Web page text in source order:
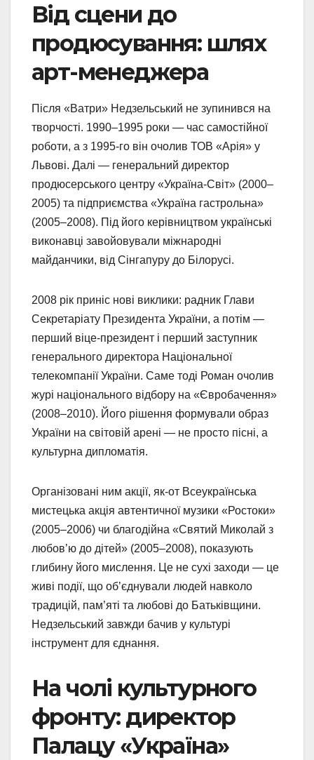
Від сцени до
продюсування: шлях
арт-менеджера
Після «Ватри» Недзельський не зупинився на
творчості. 1990–1995 роки — час самостійної
роботи, а з 1995-го він очолив ТОВ «Арія» у
Львові. Далі — генеральний директор
продюсерського центру «Україна-Світ» (2000–
2005) та підприємства «Україна гастрольна»
(2005–2008). Під його керівництвом українські
виконавці завойовували міжнародні
майданчики, від Сінгапуру до Білорусі.
2008 рік приніс нові виклики: радник Глави
Секретаріату Президента України, а потім —
перший віце-президент і перший заступник
генерального директора Національної
телекомпанії України. Саме тоді Роман очолив
журі національного відбору на «Євробачення»
(2008–2010). Його рішення формували образ
України на світовій арені — не просто пісні, а
культурна дипломатія.
Організовані ним акції, як-от Всеукраїнська
мистецька акція автентичної музики «Ростоки»
(2005–2006) чи благодійна «Святий Миколай з
любов’ю до дітей» (2005–2008), показують
глибину його мислення. Це не сухі заходи — це
живі події, що об’єднували людей навколо
традицій, пам’яті та любові до Батьківщини.
Недзельський завжди бачив у культурі
інструмент для єднання.
На чолі культурного
фронту: директор
Палацу «Україна»